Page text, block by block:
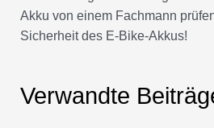
Sicherheit des E-Bike-Akkus!
Verwandte Beiträge